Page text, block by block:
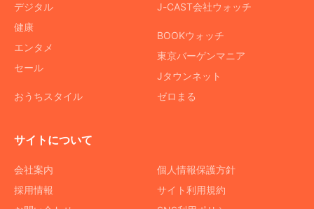
デジタル
健康
エンタメ
セール
おうちスタイル
J-CAST会社ウォッチ
BOOKウォッチ
東京バーゲンマニア
Jタウンネット
ゼロまる
サイトについて
会社案内
採用情報
個人情報保護方針
サイト利用規約